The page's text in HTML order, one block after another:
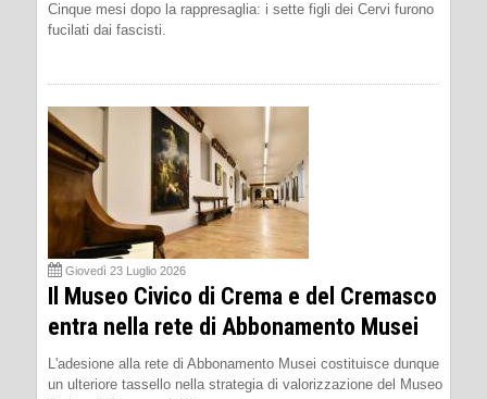
Cinque mesi dopo la rappresaglia: i sette figli dei Cervi furono
fucilati dai fascisti.
Giovedì 23 Luglio 2026
Il Museo Civico di Crema e del Cremasco
entra nella rete di Abbonamento Musei
L'adesione alla rete di Abbonamento Musei costituisce dunque
un ulteriore tassello nella strategia di valorizzazione del Museo